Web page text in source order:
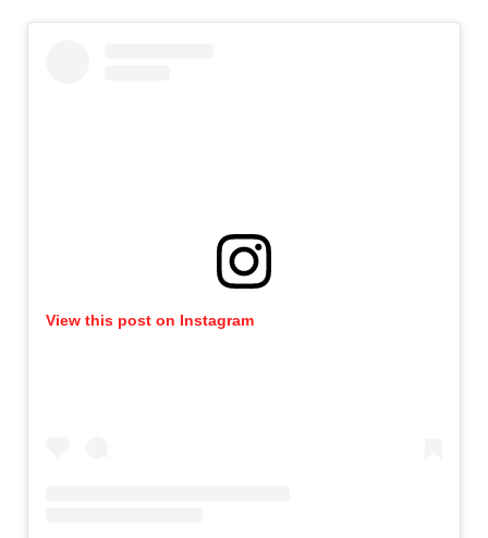
View this post on Instagram